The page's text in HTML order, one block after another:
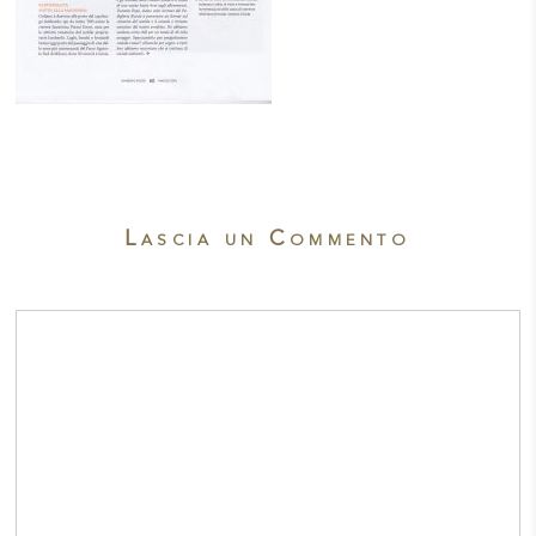
Lascia un Commento